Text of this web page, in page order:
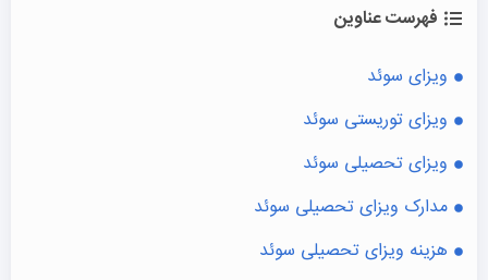
فهرست عناوین
ویزای سوئد
ویزای توریستی سوئد
ویزای تحصیلی سوئد
مدارک ویزای تحصیلی سوئد
هزینه ویزای تحصیلی سوئد